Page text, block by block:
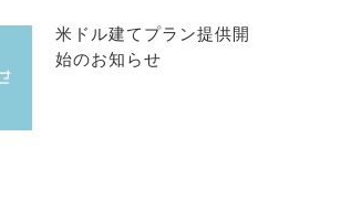
米ドル建てプラン提供開
始のお知らせ